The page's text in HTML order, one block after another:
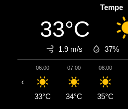
Tempe
33°C
1.9 m/s 37%
06:00
33°C
07:00
34°C
08:00
35°C
‹